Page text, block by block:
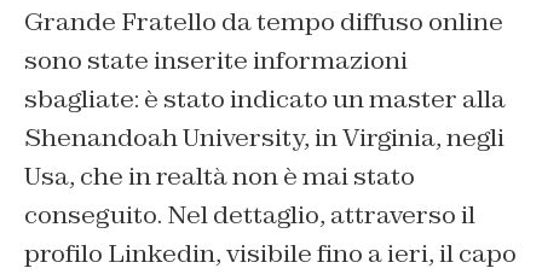
Grande Fratello da tempo diffuso online
sono state inserite informazioni
sbagliate: è stato indicato un master alla
Shenandoah University, in Virginia, negli
Usa, che in realtà non è mai stato
conseguito. Nel dettaglio, attraverso il
profilo Linkedin, visibile fino a ieri, il capo